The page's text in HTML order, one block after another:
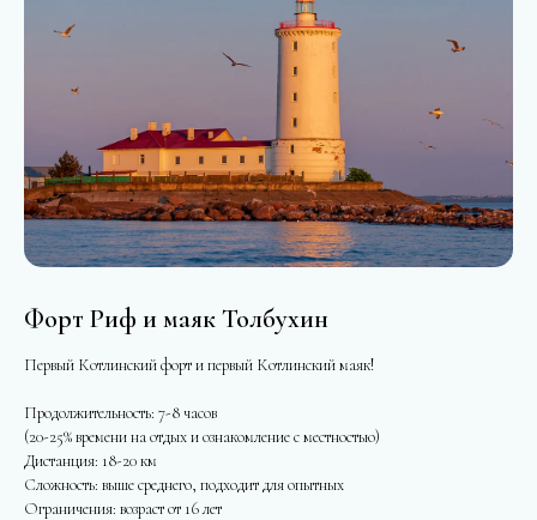
Форт Риф и маяк Толбухин
Первый Котлинский форт и первый Котлинский маяк!
Продолжительность: 7-8 часов
(20-25% времени на отдых и ознакомление с местностью)
Дистанция: 18-20 км
Сложность: выше среднего, подходит для опытных
Ограничения: возраст от 16 лет